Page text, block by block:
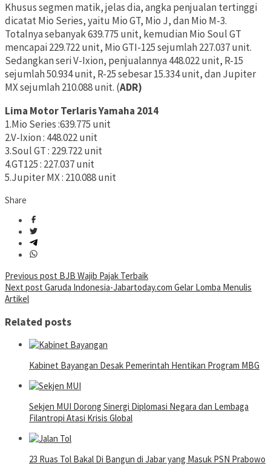
Khusus segmen matik, jelas dia, angka penjualan tertinggi
dicatat Mio Series, yaitu Mio GT, Mio J, dan Mio M-3.
Totalnya sebanyak 639.775 unit, kemudian Mio Soul GT
mencapai 229.722 unit, Mio GTI-125 sejumlah 227.037 unit.
Sedangkan seri V-Ixion, penjualannya 448.022 unit, R-15
sejumlah 50.934 unit, R-25 sebesar 15.334 unit, dan Jupiter
MX sejumlah 210.088 unit. (ADR)
Lima Motor Terlaris Yamaha 2014
1.Mio Series :639.775 unit
2.V-Ixion : 448.022 unit
3.Soul GT : 229.722 unit
4.GT125 : 227.037 unit
5.Jupiter MX : 210.088 unit
Share
Post
navigation
Previous post BJB Wajib Pajak Terbaik
Next post Garuda Indonesia-Jabartoday.com Gelar Lomba Menulis
Artikel
Related posts
Kabinet Bayangan Desak Pemerintah Hentikan Program MBG
Sekjen MUI Dorong Sinergi Diplomasi Negara dan Lembaga
Filantropi Atasi Krisis Global
23 Ruas Tol Bakal Di Bangun di Jabar yang Masuk PSN Prabowo